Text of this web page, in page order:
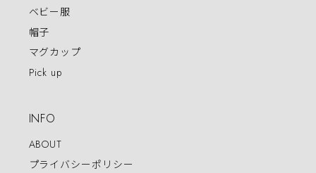
ベビー服
帽子
マグカップ
Pick up
INFO
ABOUT
プライバシーポリシー